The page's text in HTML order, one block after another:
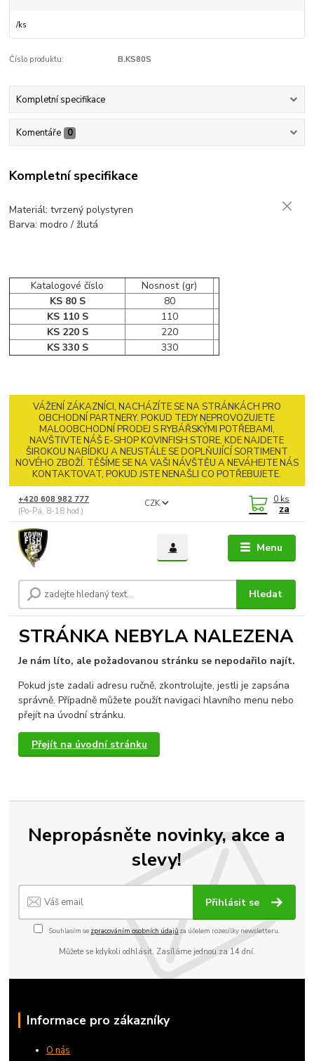
/ks
Číslo produktu: B.KS80S
Kompletní specifikace
Komentáře 0
Kompletní specifikace
Materiál: tvrzený polystyren
Barva: modro / žlutá
Katalogové číslo
Nosnost (gr)
KS 80 S
80
KS 110 S
110
KS 220 S
220
KS 330 S
330
VÁŽENÍ ZÁKAZNÍCI, NACHÁZÍTE SE NA STRÁNKÁCH PRO
OBCHODNÍ PARTNERY. POKUD TEDY NEPROVOZUJETE
MALOOBCHODNÍ PRODEJ S RYBÁŘSKÝMI POTŘEBAMI,
NAVŠTIVTE NÁŠ E-SHOP KOVINFISH.STORE, KDE NAJDETE
ŠIROKOU NABÍDKU A NEUSTÁLE SE DOPLŇUJÍCÍ SORTIMENT
NOVÉHO ZBOŽÍ. TĚŠÍME SE NA VAŠI NÁVŠTĚU A NEVÁHEJTE NÁS
KONTAKTOVAT, POKUD JSTE NENAŠLI CO POTŘEBUJETE.
Menu
CZK
Hledat
+420 608 982 777
(Po-Pá, 8-18 hod.)
0 ks
za
STRÁNKA NEBYLA NALEZENA
Je nám líto, ale požadovanou stránku se nepodařilo najít.
Pokud jste zadali adresu ručně, zkontrolujte, jestli je zapsána
správně. Případně můžete použít navigaci hlavního menu nebo
přejít na úvodní stránku.
Přejít na úvodní stránku
Nepropásněte novinky, akce a
slevy!
Přihlásit se
Souhlasím se zpracováním osobních údajů za účelem rozesílky newsletteru.
Můžete se kdykoli odhlásit. Zasíláme jednou za 14 dní.
Informace pro zákazníky
O nás